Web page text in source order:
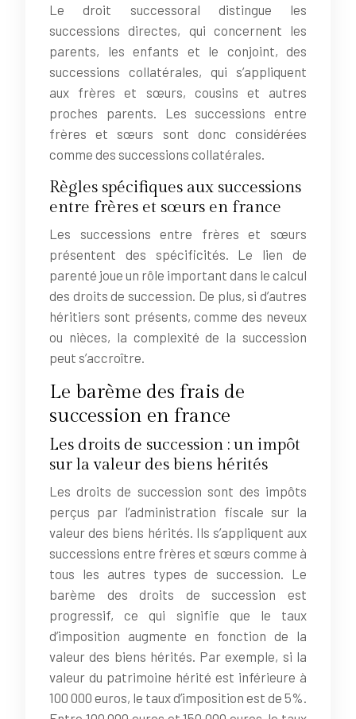
Le droit successoral distingue les
successions directes, qui concernent les
parents, les enfants et le conjoint, des
successions collatérales, qui s’appliquent
aux frères et sœurs, cousins et autres
proches parents. Les successions entre
frères et sœurs sont donc considérées
comme des successions collatérales.
Règles spécifiques aux successions
entre frères et sœurs en france
Les successions entre frères et sœurs
présentent des spécificités. Le lien de
parenté joue un rôle important dans le calcul
des droits de succession. De plus, si d’autres
héritiers sont présents, comme des neveux
ou nièces, la complexité de la succession
peut s’accroître.
Le barème des frais de
succession en france
Les droits de succession : un impôt
sur la valeur des biens hérités
Les droits de succession sont des impôts
perçus par l’administration fiscale sur la
valeur des biens hérités. Ils s’appliquent aux
successions entre frères et sœurs comme à
tous les autres types de succession. Le
barème des droits de succession est
progressif, ce qui signifie que le taux
d’imposition augmente en fonction de la
valeur des biens hérités. Par exemple, si la
valeur du patrimoine hérité est inférieure à
100 000 euros, le taux d’imposition est de 5%.